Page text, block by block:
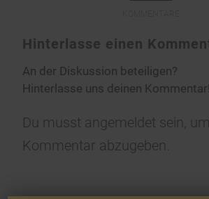
Hinterlasse einen
An der Diskussion beteiligen?
Hinterlasse uns deinen Kommentar!
Du musst angemeldet sein,
Kommentar abzugeben.